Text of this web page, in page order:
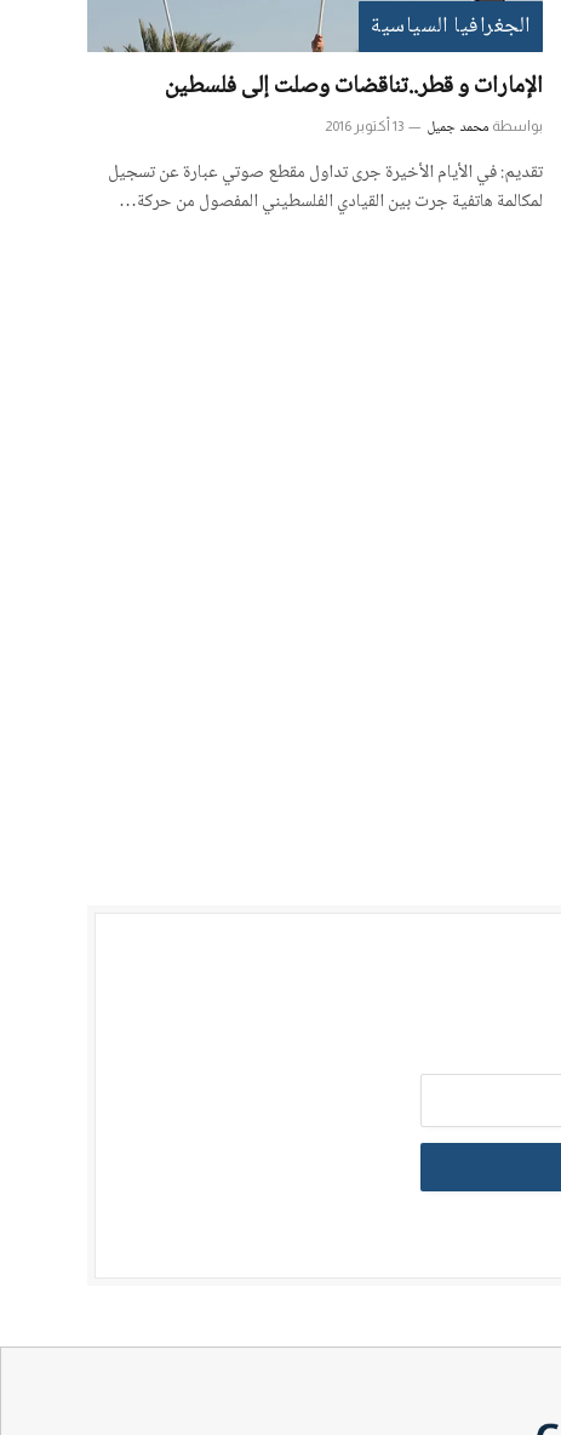
الجغرافيا السياسية
الإمارات و قطر..تناقضات وصلت إلى فلسطين
بواسطة محمد جميل 13 أكتوبر 2016
تقديم: في الأيام الأخيرة جرى تداول مقطع صوتي عبارة عن تسجيل
لمكالمة هاتفية جرت بين القيادي الفلسطيني المفصول من حركة…